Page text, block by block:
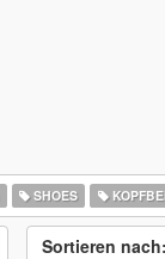
SHOES
Sortieren nach: